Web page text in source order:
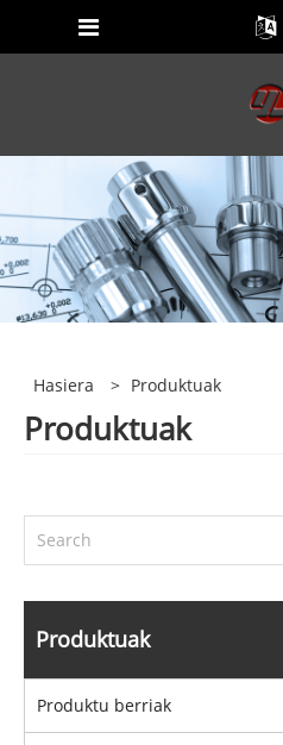
Hasiera > Produktuak
Produktuak
Produktuak
Produktu berriak